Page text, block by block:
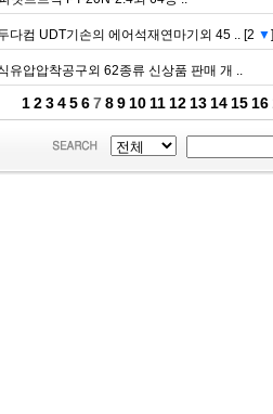
다컴UDT기손의에어석재연마기외45.. [2 ▼]
유압압착공구외62종류신상품판매개..
1 2 3 4 5 6 7 8 9 10 11 12 13 14 15 16